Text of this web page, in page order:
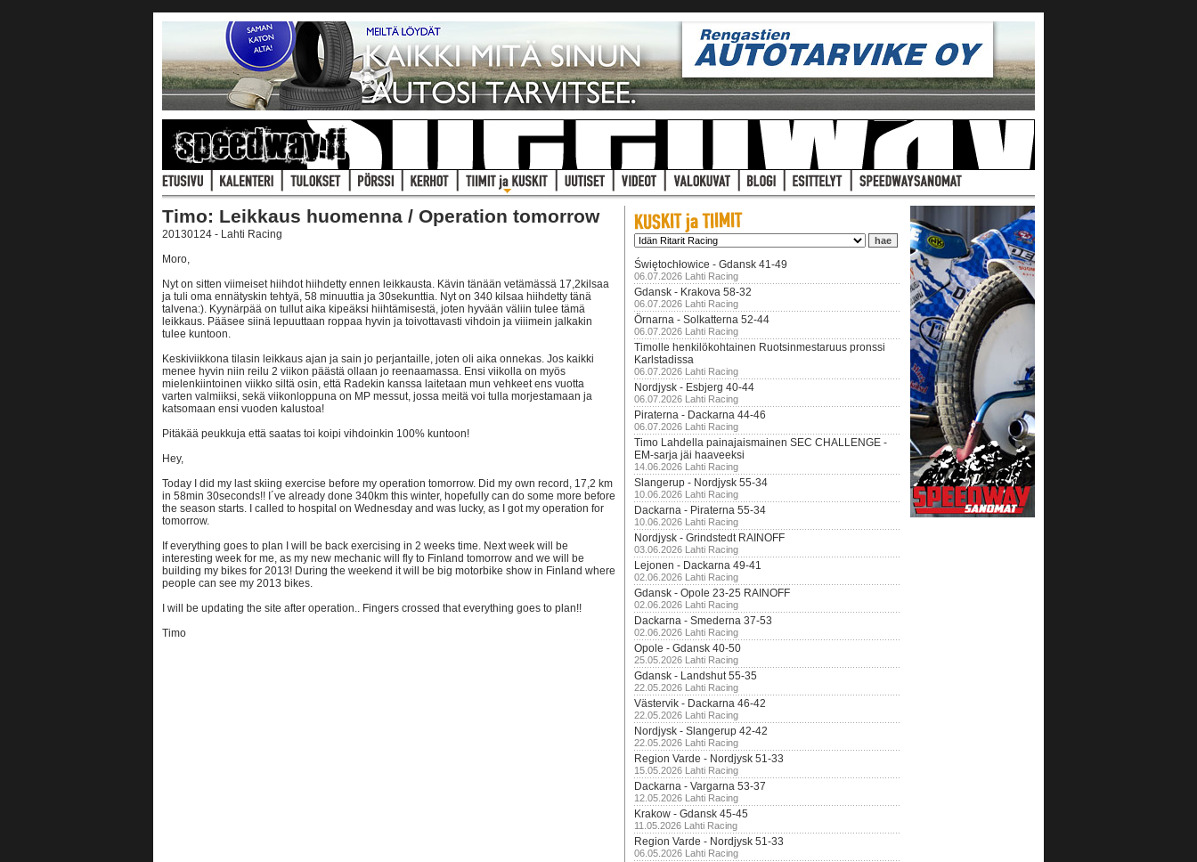
Timo: Leikkaus huomenna / Operation tomorrow
20130124 - Lahti Racing
Moro,
Nyt on sitten viimeiset hiihdot hiihdetty ennen leikkausta. Kävin tänään vetämässä 17,2kilsaa
ja tuli oma ennätyskin tehtyä, 58 minuuttia ja 30sekunttia. Nyt on 340 kilsaa hiihdetty tänä
talvena:). Kyynärpää on tullut aika kipeäksi hiihtämisestä, joten hyvään väliin tulee tämä
leikkaus. Pääsee siinä lepuuttaan roppaa hyvin ja toivottavasti vihdoin ja viiimein jalkakin
tulee kuntoon.
Keskiviikkona tilasin leikkaus ajan ja sain jo perjantaille, joten oli aika onnekas. Jos kaikki
menee hyvin niin reilu 2 viikon päästä ollaan jo reenaamassa. Ensi viikolla on myös
mielenkiintoinen viikko siltä osin, että Radekin kanssa laitetaan mun vehkeet ens vuotta
varten valmiiksi, sekä viikonloppuna on MP messut, jossa meitä voi tulla morjestamaan ja
katsomaan ensi vuoden kalustoa!
Pitäkää peukkuja että saatas toi koipi vihdoinkin 100% kuntoon!
Hey,
Today I did my last skiing exercise before my operation tomorrow. Did my own record, 17,2 km
in 58min 30seconds!! I´ve already done 340km this winter, hopefully can do some more before
the season starts. I called to hospital on Wednesday and was lucky, as I got my operation for
tomorrow.
If everything goes to plan I will be back exercising in 2 weeks time. Next week will be
interesting week for me, as my new mechanic will fly to Finland tomorrow and we will be
building my bikes for 2013! During the weekend it will be big motorbike show in Finland where
people can see my 2013 bikes.
I will be updating the site after operation.. Fingers crossed that everything goes to plan!!
Timo
Świętochłowice - Gdansk 41-49
06.07.2026 Lahti Racing
Gdansk - Krakova 58-32
06.07.2026 Lahti Racing
Örnarna - Solkatterna 52-44
06.07.2026 Lahti Racing
Timolle henkilökohtainen Ruotsinmestaruus pronssi
Karlstadissa
06.07.2026 Lahti Racing
Nordjysk - Esbjerg 40-44
06.07.2026 Lahti Racing
Piraterna - Dackarna 44-46
06.07.2026 Lahti Racing
Timo Lahdella painajaismainen SEC CHALLENGE -
EM-sarja jäi haaveeksi
14.06.2026 Lahti Racing
Slangerup - Nordjysk 55-34
10.06.2026 Lahti Racing
Dackarna - Piraterna 55-34
10.06.2026 Lahti Racing
Nordjysk - Grindstedt RAINOFF
03.06.2026 Lahti Racing
Lejonen - Dackarna 49-41
02.06.2026 Lahti Racing
Gdansk - Opole 23-25 RAINOFF
02.06.2026 Lahti Racing
Dackarna - Smederna 37-53
02.06.2026 Lahti Racing
Opole - Gdansk 40-50
25.05.2026 Lahti Racing
Gdansk - Landshut 55-35
22.05.2026 Lahti Racing
Västervik - Dackarna 46-42
22.05.2026 Lahti Racing
Nordjysk - Slangerup 42-42
22.05.2026 Lahti Racing
Region Varde - Nordjysk 51-33
15.05.2026 Lahti Racing
Dackarna - Vargarna 53-37
12.05.2026 Lahti Racing
Krakow - Gdansk 45-45
11.05.2026 Lahti Racing
Region Varde - Nordjysk 51-33
06.05.2026 Lahti Racing